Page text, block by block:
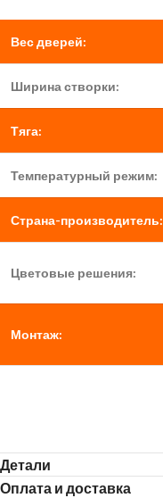
Вес дверей:
Ширина створки:
Тяга:
Температурный режим:
Страна-производитель:
Цветовые решения:
Монтаж:
Детали
Оплата и доставка